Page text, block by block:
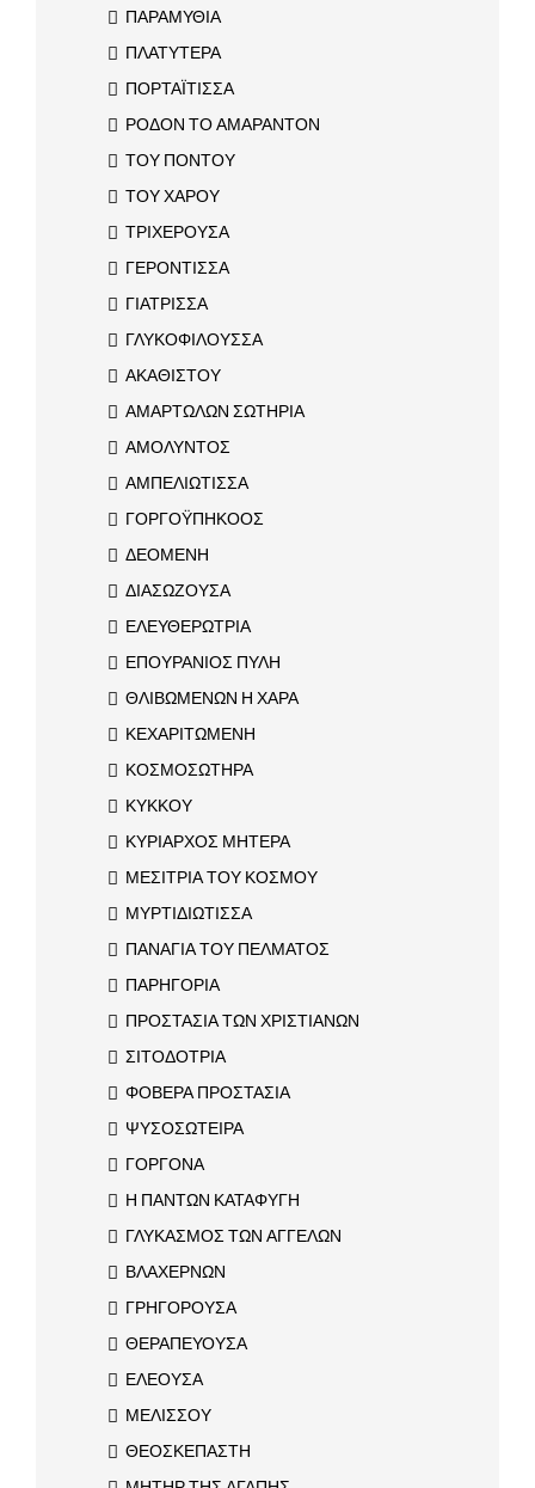
ΠΑΡΑΜΥΘΙΑ
ΠΛΑΤΥΤΕΡΑ
ΠΟΡΤΑΪΤΙΣΣΑ
ΡΟΔΟΝ ΤΟ ΑΜΑΡΑΝΤΟΝ
ΤΟΥ ΠΟΝΤΟΥ
ΤΟΥ ΧΑΡΟΥ
ΤΡΙΧΕΡΟΥΣΑ
ΓΕΡΟΝΤΙΣΣΑ
ΓΙΑΤΡΙΣΣΑ
ΓΛΥΚΟΦΙΛΟΥΣΣΑ
ΑΚΑΘΙΣΤΟΥ
ΑΜΑΡΤΩΛΩΝ ΣΩΤΗΡΙΑ
ΑΜΟΛΥΝΤΟΣ
ΑΜΠΕΛΙΩΤΙΣΣΑ
ΓΟΡΓΟΫΠΗΚΟΟΣ
ΔΕΟΜΕΝΗ
ΔΙΑΣΩΖΟΥΣΑ
ΕΛΕΥΘΕΡΩΤΡΙΑ
ΕΠΟΥΡΑΝΙΟΣ ΠΥΛΗ
ΘΛΙΒΩΜΕΝΩΝ Η ΧΑΡΑ
ΚΕΧΑΡΙΤΩΜΕΝΗ
ΚΟΣΜΟΣΩΤΗΡΑ
ΚΥΚΚΟΥ
ΚΥΡΙΑΡΧΟΣ ΜΗΤΕΡΑ
ΜΕΣΙΤΡΙΑ ΤΟΥ ΚΟΣΜΟΥ
ΜΥΡΤΙΔΙΩΤΙΣΣΑ
ΠΑΝΑΓΙΑ ΤΟΥ ΠΕΛΜΑΤΟΣ
ΠΑΡΗΓΟΡΙΑ
ΠΡΟΣΤΑΣΙΑ ΤΩΝ ΧΡΙΣΤΙΑΝΩΝ
ΣΙΤΟΔΟΤΡΙΑ
ΦΟΒΕΡΑ ΠΡΟΣΤΑΣΙΑ
ΨΥΣΟΣΩΤΕΙΡΑ
ΓΟΡΓΟΝΑ
Η ΠΑΝΤΩΝ ΚΑΤΑΦΥΓΗ
ΓΛΥΚΑΣΜΟΣ ΤΩΝ ΑΓΓΕΛΩΝ
ΒΛΑΧΕΡΝΩΝ
ΓΡΗΓΟΡΟΥΣΑ
ΘΕΡΑΠΕΥΟΥΣΑ
ΕΛΕΟΥΣΑ
ΜΕΛΙΣΣΟΥ
ΘΕΟΣΚΕΠΑΣΤΗ